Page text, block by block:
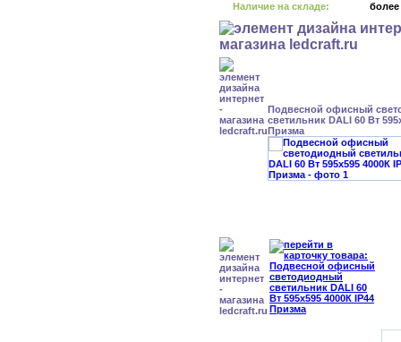
Наличие на складе: более
Подвесной офисный
светильник DALI 60 Вт
Призма